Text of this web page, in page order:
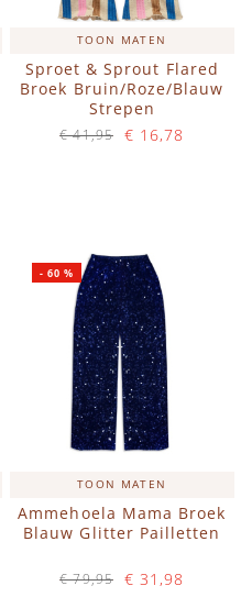
TOON MATEN
Sproet & Sprout Flared
Broek Bruin/Roze/Blauw
Strepen
€ 16,78
€ 41,95
TOON MATEN
Ammehoela Mama Broek
Blauw Glitter Pailletten
€ 31,98
€ 79,95
- 60 %